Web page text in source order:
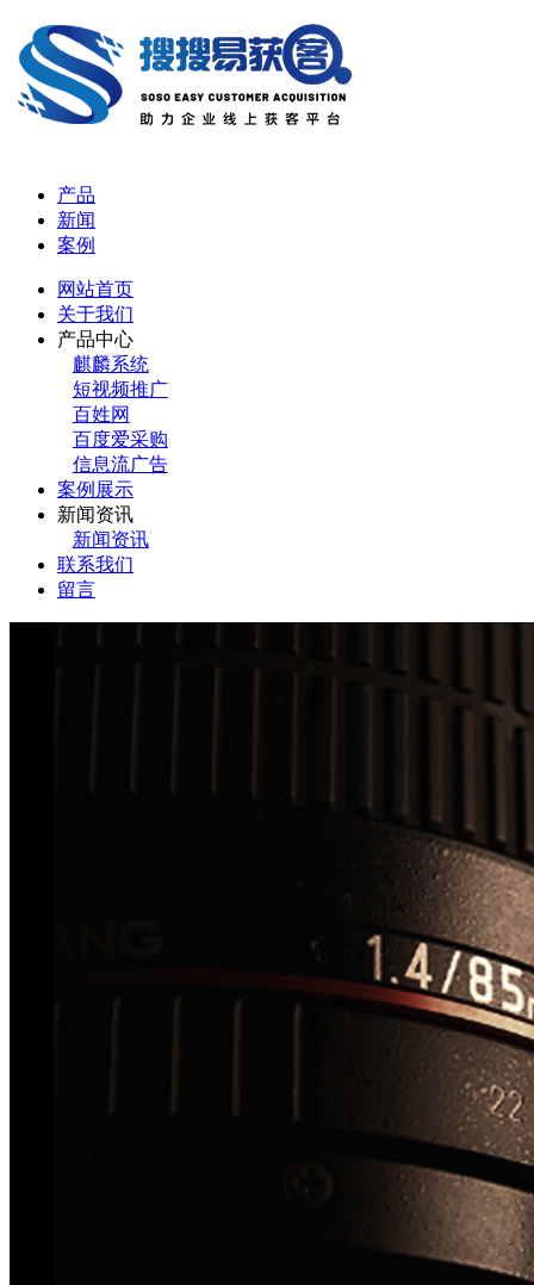
产品
新闻
案例
网站首页
关于我们
产品中心
麒麟系统
短视频推广
百姓网
百度爱采购
信息流广告
案例展示
新闻资讯
新闻资讯
联系我们
留言